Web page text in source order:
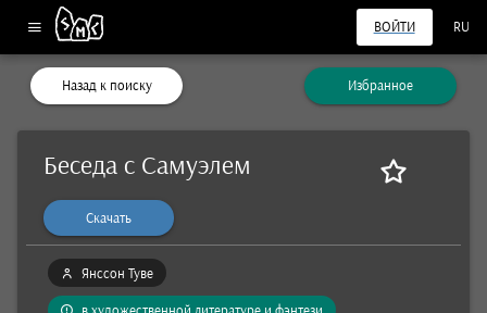
ВОЙТИ RU
Назад к поиску Избранное
Беседа с Самуэлем
Скачать
Янссон Туве